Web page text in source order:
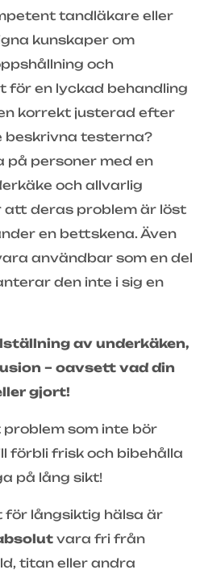
tandläkare eller
kunskaper om
och
för en lyckad behandling
korrekt justerad efter
beskrivna testerna?
personer med en
och allvarlig
att deras problem är löst
en bettskena. Även
användbar som en del
den inte i sig en
av underkäken,
– oavsett vad din
gjort!
som inte bör
förbli frisk och bibehålla
på lång sikt!
för långsiktig hälsa är
vara fri från
titan eller andra